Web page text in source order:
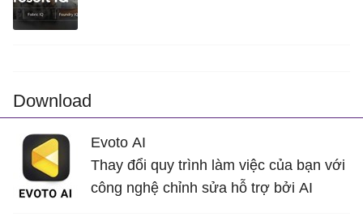
Download
Evoto AI
Thay đổi quy trình làm việc của bạn với
công nghệ chỉnh sửa hỗ trợ bởi AI